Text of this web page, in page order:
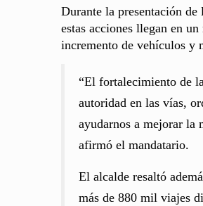
Durante la presentación
estas acciones llegan en
incremento de vehículos y
“El fortalecimiento de
autoridad en las vías,
ayudarnos a mejorar la
afirmó el mandatario.
El alcalde resaltó
más de 880 mil viajes